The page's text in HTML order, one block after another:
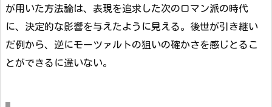
が用いた方法論は、表現を追求した次のロマン派の時代
に、決定的な影響を与えたように見える。後世が引き継い
だ例から、逆にモーツァルトの狙いの確かさを感じとるこ
とができるに違いない。